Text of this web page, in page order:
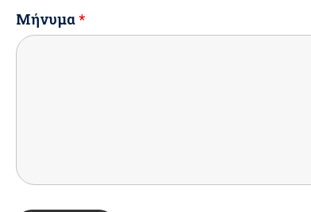
Μήνυμα *